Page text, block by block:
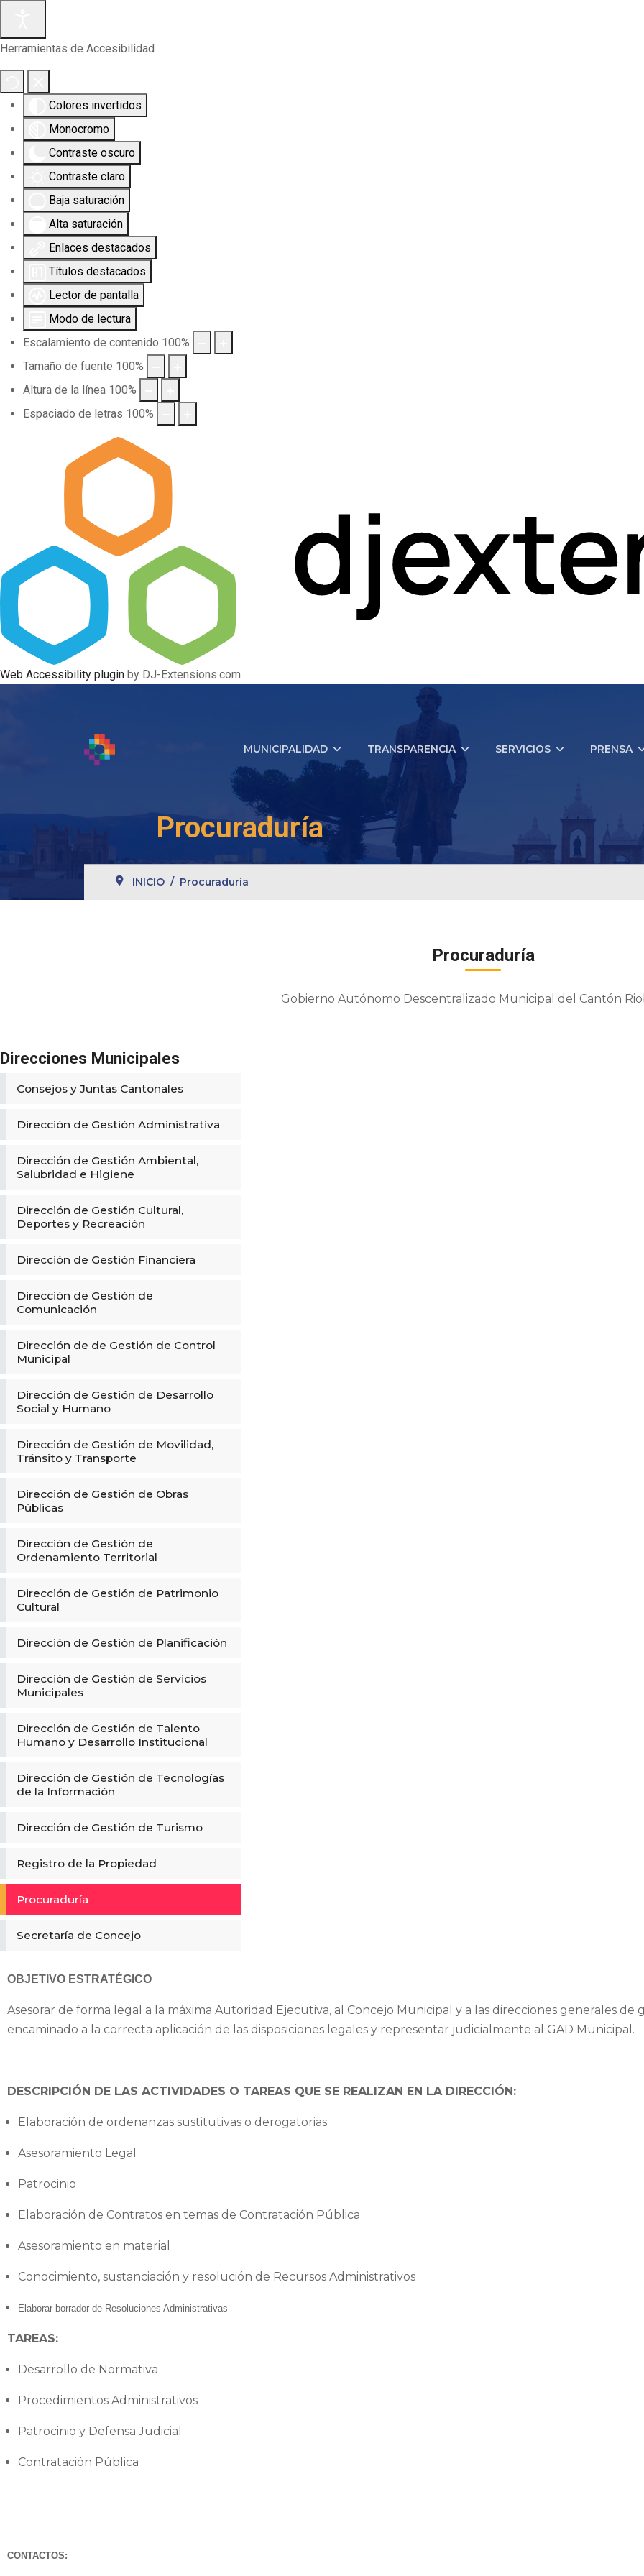
Herramientas de Accesibilidad
Colores invertidos
Monocromo
Contraste oscuro
Contraste claro
Baja saturación
Alta saturación
Enlaces destacados
Títulos destacados
Lector de pantalla
Modo de lectura
Escalamiento de contenido 100%
Tamaño de fuente 100%
Altura de la línea 100%
Espaciado de letras 100%
Web Accessibility plugin by DJ-Extensions.com
MUNICIPALIDAD TRANSPARENCIA SERVICIOS PRENSA
Procuraduría
INICIO Procuraduría
Procuraduría
Gobierno Autónomo Descentralizado Municipal del Cantón
Direcciones Municipales
Consejos y Juntas Cantonales
Dirección de Gestión Administrativa
Dirección de Gestión Ambiental,
Salubridad e Higiene
Dirección de Gestión Cultural,
Deportes y Recreación
Dirección de Gestión Financiera
Dirección de Gestión de
Comunicación
Dirección de de Gestión de Control
Municipal
Dirección de Gestión de Desarrollo
Social y Humano
Dirección de Gestión de Movilidad,
Tránsito y Transporte
Dirección de Gestión de Obras
Públicas
Dirección de Gestión de
Ordenamiento Territorial
Dirección de Gestión de Patrimonio
Cultural
Dirección de Gestión de Planificación
Dirección de Gestión de Servicios
Municipales
Dirección de Gestión de Talento
Humano y Desarrollo Institucional
Dirección de Gestión de Tecnologías
de la Información
Dirección de Gestión de Turismo
Registro de la Propiedad
Procuraduría
Secretaría de Concejo
OBJETIVO ESTRATÉGICO
Asesorar de forma legal a la máxima Autoridad Ejecutiva, al Concejo Municipal y a las direcciones generales de
encaminado a la correcta aplicación de las disposiciones legales y representar judicialmente al GAD Municipal.
DESCRIPCIÓN DE LAS ACTIVIDADES O TAREAS QUE SE REALIZAN EN LA DIRECCIÓN:
Elaboración de ordenanzas sustitutivas o derogatorias
Asesoramiento Legal
Patrocinio
Elaboración de Contratos en temas de Contratación Pública
Asesoramiento en material
Conocimiento, sustanciación y resolución de Recursos Administrativos
Elaborar borrador de Resoluciones Administrativas
TAREAS:
Desarrollo de Normativa
Procedimientos Administrativos
Patrocinio y Defensa Judicial
Contratación Pública
CONTACTOS: